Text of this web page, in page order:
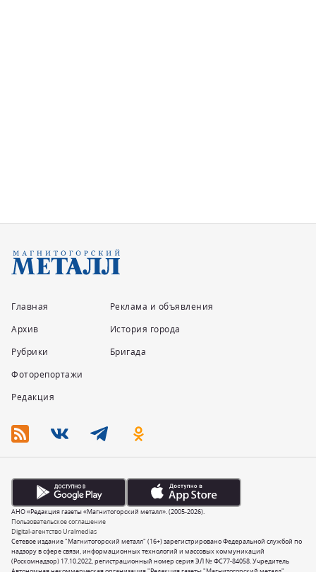
Главная
Архив
Рубрики
Фоторепортажи
Редакция
Реклама и объявления
История города
Бригада
Сетевое издание "Магнитогорский металл" (16+) зарегистрировано Федеральной службой по
надзору в сфере связи, информационных технологий и массовых коммуникаций
(Роскомнадзор) 17.10.2022, регистрационный номер серия ЭЛ № ФС77-84058. Учредитель
Пользовательское соглашение
Digital-агентство Uralmedias
АНО «Редакция газеты «Магнитогорский металл». (2005-2026).